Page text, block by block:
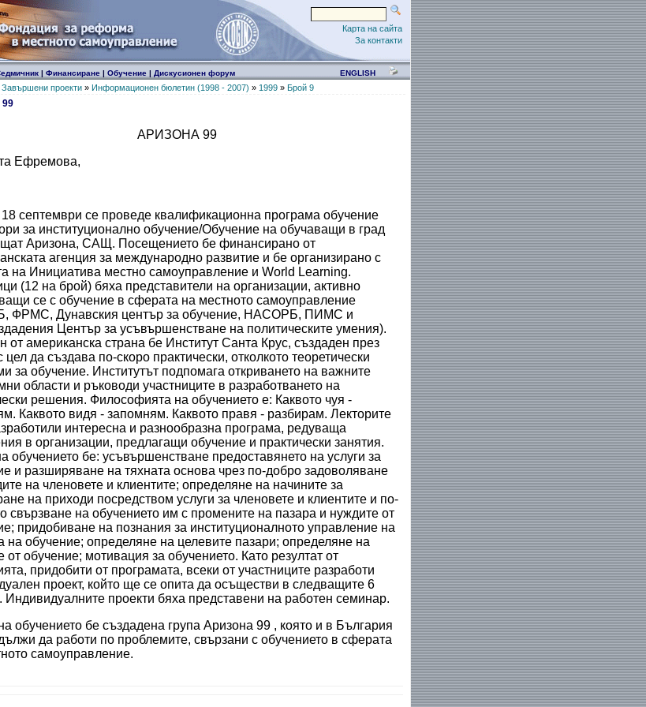
Карта на сайта
За контакти
| Финансиране| Обучение| Дискусионен форум ENGLISH
Завършени проекти» Информационен бюлетин (1998 - 2007) » 1999» Брой 9
АРИЗОНА 99
Ефремова,
септември се проведе квалификационна програма обучение
за институционално обучение/Обучение на обучаващи в град
Аризона, САЩ. Посещението бе финансирано от
агенция за международно развитие и бе организирано с
на Инициатива местно самоуправление и World Learning.
(12 на брой) бяха представители на организации, активно
се с обучение в сферата на местното самоуправление
ФРМС, Дунавския център за обучение, НАСОРБ, ПИМС и
Център за усъвършенстване на политическите умения).
от американска страна бе Институт Санта Крус, създаден през
цел да създава по-скоро практически, отколкото теоретически
за обучение. Институтът подпомага откриването на важните
области и ръководи участниците в разработването на
решения. Философията на обучението е: Каквото чуя -
Каквото видя - запомням. Каквото правя - разбирам. Лекторите
интересна и разнообразна програма, редуваща
в организации, предлагащи обучение и практически занятия.
обучението бе: усъвършенстване предоставянето на услуги за
и разширяване на тяхната основа чрез по-добро задоволяване
на членовете и клиентите; определяне на начините за
на приходи посредством услуги за членовете и клиентите и по-
свързване на обучението им с промените на пазара и нуждите от
придобиване на познания за институционалното управление на
на обучение; определяне на целевите пазари; определяне на
от обучение; мотивация за обучението. Като резултат от
придобити от програмата, всеки от участниците разработи
проект, който ще се опита да осъществи в следващите 6
Индивидуалните проекти бяха представени на работен семинар.
обучението бе създадена група Аризона 99 , която и в България
да работи по проблемите, свързани с обучението в сферата
самоуправление.